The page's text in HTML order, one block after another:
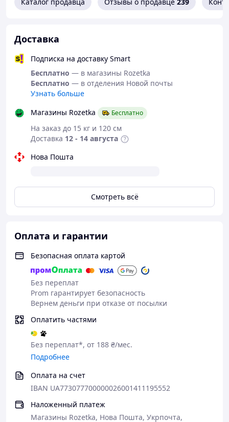
Дизайн с характером:
добавляют модели «того самого» вида, который
сейчас в тренде. Они идеально комбинируются с
оверсайз-футболками и твоими любимыми
хайповыми кроссовками. 🤙👟
Пояс на резинке:
весь день проводишь в движении — на скейте,
велосипеде или просто гуляя с друзьями. 🎗️🙌
Цвет - голубой
👌 Рост:152–158 см (164-170-176 - продано!!!).
Создавай свой стиль без ограничений!
Доставка
Подписка на доставку Smart
Бесплатно — в магазины Rozetka
Бесплатно — в отделения Новой почты
Узнать больше
Магазины Rozetka
Бесплатно
На заказ до 15 кг и 120 см
Доставка 12 - 14 августа
Нова Пошта
Смотреть всё
Оплата и гарантии
Безопасная оплата картой
Без переплат
Prom гарантирует безопасность
Вернем деньги при отказе от посылки
Оплатить частями
Без переплат*, от 188 ₴/мес.
Подробнее
Оплата на счет
IBAN UA773077700000026001411195552
Наложенный платеж
Магазины Rozetka, Нова Пошта, Укрпочта,